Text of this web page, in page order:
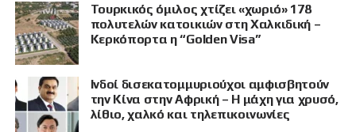
Τουρκικός όμιλος χτίζει «χωριό» 178
πολυτελών κατοικιών στη Χαλκιδική –
Κερκόπορτα η “Golden Visa”
Ινδοί δισεκατομμυριούχοι αμφισβητούν
την Κίνα στην Αφρική – Η μάχη για χρυσό,
λίθιο, χαλκό και τηλεπικοινωνίες